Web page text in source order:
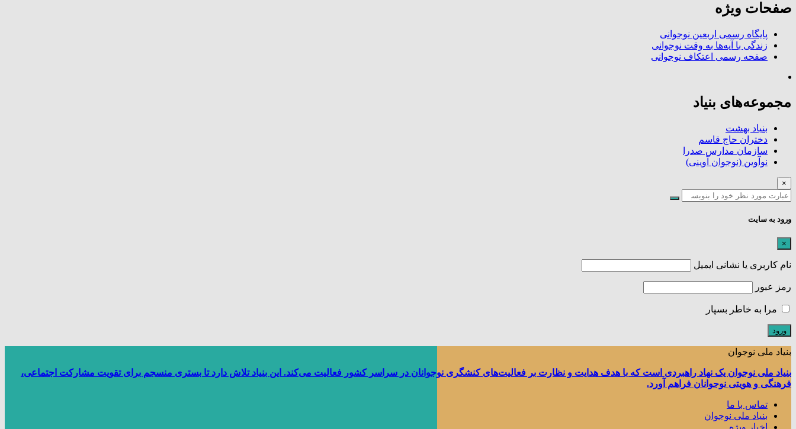
صفحات ویژه
پایگاه رسمی اربعین نوجوانی
زندگی با آیه‌ها به وقت نوجوانی
صفحه رسمی اعتکاف نوجوانی
مجموعه‌های بنیاد
بنیاد بهشت
دختران حاج قاسم
سازمان مدارس صدرا
نوآوین (نوجوان آوینی)
×
ورود به سایت
×
نام کاربری یا نشانی ایمیل
رمز عبور
مرا به خاطر بسپار
بنیاد ملی نوجوان
بنیاد ملی نوجوان یک نهاد راهبردی است که با هدف هدایت و نظارت بر فعالیت‌های کنشگری نوجوانان در سراسر کشور فعالیت می‌کند. این بنیاد تلاش دارد تا بستری منسجم برای تقویت مشارکت اجتماعی،
فرهنگی و هویتی نوجوانان فراهم آورد.
تماس با ما
بنیاد ملی نوجوان